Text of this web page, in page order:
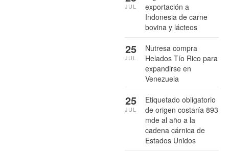
exportación a
Indonesia de carne
bovina y lácteos
JUL
Nutresa compra
Helados Tío Rico para
expandirse en
Venezuela
25
JUL
Etiquetado obligatorio
de origen costaría 893
mde al año a la
cadena cárnica de
Estados Unidos
25
JUL